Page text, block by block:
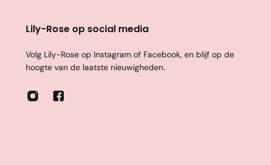
Lily-Rose op social media
Volg Lily-Rose op Instagram of Facebook, en blijf op de
hoogte van de laatste nieuwigheden.